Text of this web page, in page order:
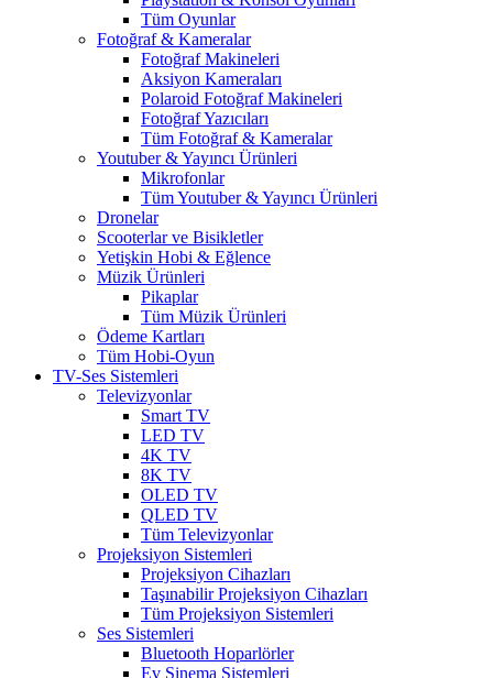
Tüm Oyunlar
Fotoğraf & Kameralar
Fotoğraf Makineleri
Aksiyon Kameraları
Polaroid Fotoğraf Makineleri
Fotoğraf Yazıcıları
Tüm Fotoğraf & Kameralar
Youtuber & Yayıncı Ürünleri
Mikrofonlar
Tüm Youtuber & Yayıncı Ürünleri
Dronelar
Scooterlar ve Bisikletler
Yetişkin Hobi & Eğlence
Müzik Ürünleri
Pikaplar
Tüm Müzik Ürünleri
Ödeme Kartları
Tüm Hobi-Oyun
TV-Ses Sistemleri
Televizyonlar
Smart TV
LED TV
4K TV
8K TV
OLED TV
QLED TV
Tüm Televizyonlar
Projeksiyon Sistemleri
Projeksiyon Cihazları
Taşınabilir Projeksiyon Cihazları
Tüm Projeksiyon Sistemleri
Ses Sistemleri
Bluetooth Hoparlörler
Ev Sinema Sistemleri